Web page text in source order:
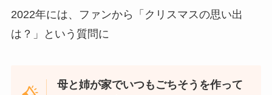
2022年には、ファンから「クリスマスの思い出
は？」という質問に
母と姉が家でいつもごちそうを作って